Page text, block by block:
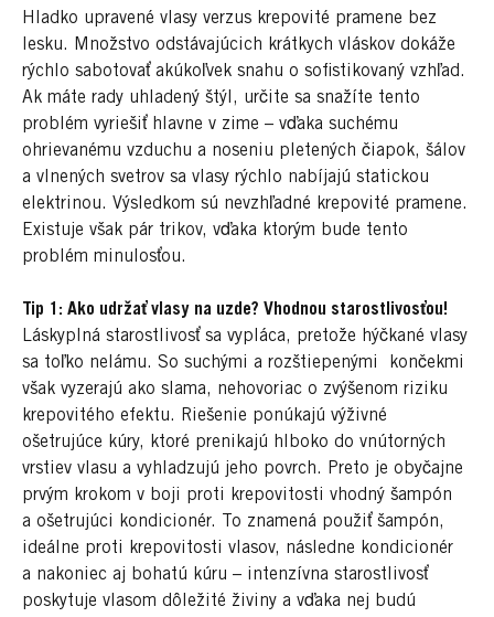
Hladko upravené vlasy verzus krepovité pramene bez
lesku. Množstvo odstávajúcich krátkych vláskov dokáže
rýchlo sabotovať akúkoľvek snahu o sofistikovaný vzhľad.
Ak máte rady uhladený štýl, určite sa snažíte tento
problém vyriešiť hlavne v zime – vďaka suchému
ohrievanému vzduchu a noseniu pletených čiapok, šálov
a vlnených svetrov sa vlasy rýchlo nabíjajú statickou
elektrinou. Výsledkom sú nevzhľadné krepovité pramene.
Existuje však pár trikov, vďaka ktorým bude tento
problém minulosťou.
Tip 1: Ako udržať vlasy na uzde? Vhodnou starostlivosťou!
Láskyplná starostlivosť sa vypláca, pretože hýčkané vlasy
sa toľko nelámu. So suchými a rozštiepenými končekmi
však vyzerajú ako slama, nehovoriac o zvýšenom riziku
krepovitého efektu. Riešenie ponúkajú výživné
ošetrujúce kúry, ktoré prenikajú hlboko do vnútorných
vrstiev vlasu a vyhladzujú jeho povrch. Preto je obyčajne
prvým krokom v boji proti krepovitosti vhodný šampón
a ošetrujúci kondicionér. To znamená použiť šampón,
ideálne proti krepovitosti vlasov, následne kondicionér
a nakoniec aj bohatú kúru – intenzívna starostlivosť
poskytuje vlasom dôležité živiny a vďaka nej budú